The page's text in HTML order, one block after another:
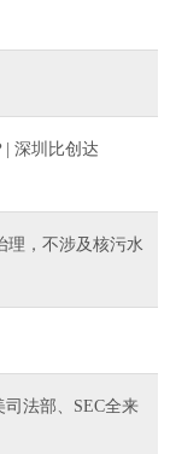
| 深圳比创达
理，不涉及核污水
法部、SEC全来